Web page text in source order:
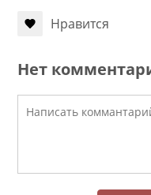
Нравится
Нет